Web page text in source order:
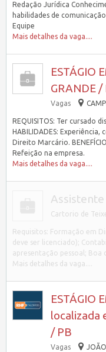
Redação Jurídica
habilidades de
Equipe
Mais detalhes da vaga....
ESTÁGIO
GRANDE /
Vagas
REQUISITOS: Ter cursado
HABILIDADES:
Direito Marcário.
Refeição na empresa.
Mais detalhes da vaga....
Cartorio de
Requisitos: Formação em
deve ser licenciado);
apresentação pessoal; Boa
Mais detalhes da vaga....
ESTÁGIO
localizada
/ PB
Vagas